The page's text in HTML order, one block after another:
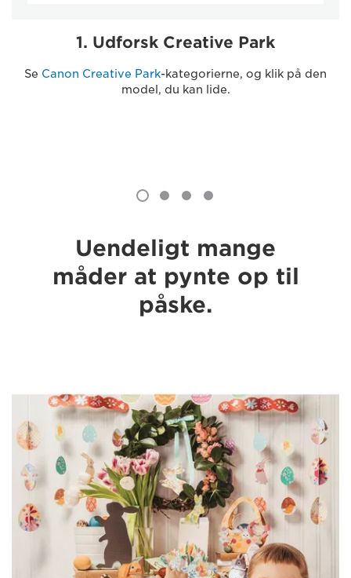
1. Udforsk Creative Park
Se Canon Creative Park-kategorierne, og klik på den
model, du kan lide.
Uendeligt mange
måder at pynte op til
påske.